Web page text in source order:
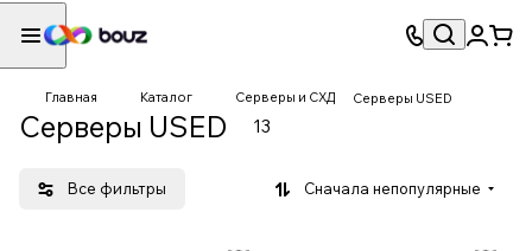
Главная Каталог Серверы и СХД Серверы USED
Серверы USED 13
Все фильтры Сначала непопулярные